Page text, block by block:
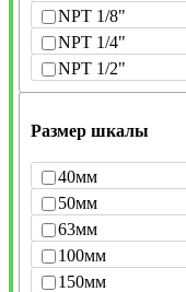
NPT 1/8"
NPT 1/4"
NPT 1/2"
Размер шкалы
40мм
50мм
63мм
100мм
150мм